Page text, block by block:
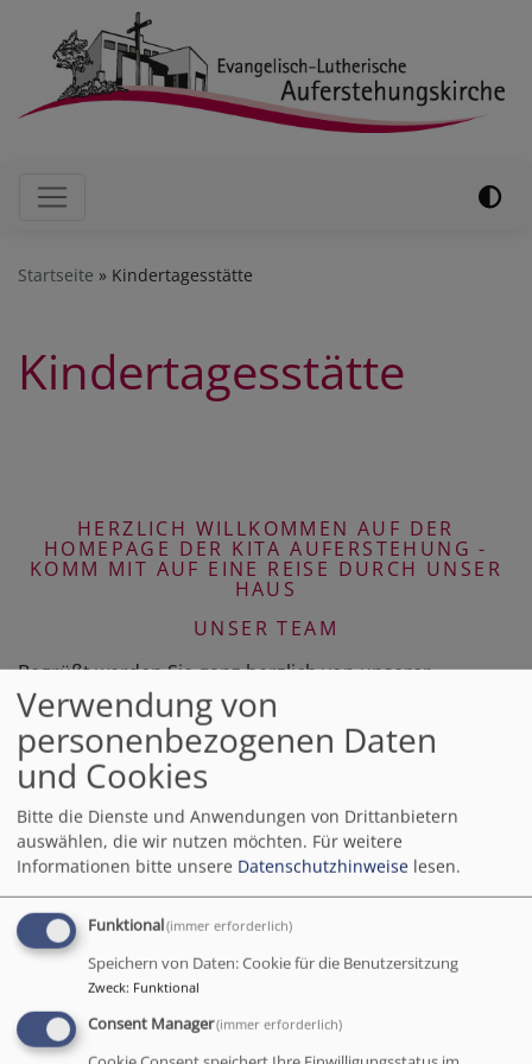
Hauptnavigation
Startseite Kindertagesstätte
Kindertagesstätte
HERZLICH WILLKOMMEN AUF DER
HOMEPAGE DER KITA AUFERSTEHUNG -
KOMM MIT AUF EINE REISE DURCH UNSER
HAUS
UNSER TEAM
Begrüßt werden Sie ganz herzlich von unserer
Einrichtungsleiterin Julia Häuser.
UNSERE KINDERGARTENGRUPPEN
Hier ein kleiner Einblick in unsere Arbeit im
Kindergarten:
UNSERE KRIPPENGRUPPEN
Hier ein kleiner Einblick in die Arbeit der
Krippengruppen:
UNSER PÄDAGOGISCHES KONZEPT
„Kinder sind ein Geschenk Gottes!“ so lesen wir im 127.
Psalm. Alle, die miterleben dürfen, wie Kinder langsam
Verwendung von
personenbezogenen Daten
und Cookies
Bitte die Dienste und Anwendungen von Drittanbietern
auswählen, die wir nutzen möchten. Für weitere
Informationen bitte unsere Datenschutzhinweise lesen.
Funktional(immer erforderlich)
Speichern von Daten: Cookie für die Benutzersitzung
Zweck: Funktional
Consent Manager(immer erforderlich)